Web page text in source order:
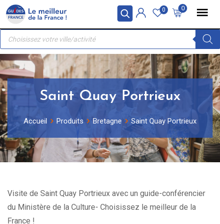
Panneau de gestion des cookies
Skip
content
0
0
Recherche
produits
Saint Quay Portrieux
Accueil Produits Bretagne Saint Quay Portrieux
Visite de Saint Quay Portrieux avec un guide-conférencier
du Ministère de la Culture- Choisissez le meilleur de la
France !